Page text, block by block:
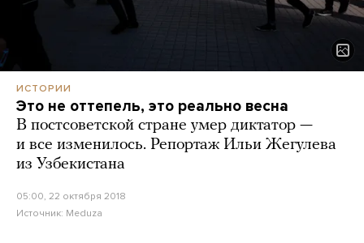
ИСТОРИИ
Это не оттепель, это реально весна
В постсоветской стране умер диктатор —
и все изменилось. Репортаж Ильи Жегулева
из Узбекистана
05:00, 22 октября 2018
Источник: Meduza